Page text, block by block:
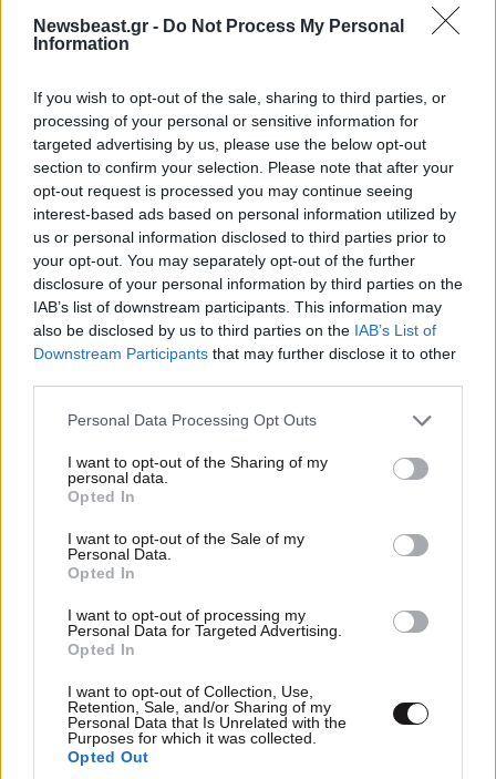
Newsbeast.gr - Do Not Process My Personal
Information
If you wish to opt-out of the sale, sharing to third parties, or
processing of your personal or sensitive information for
targeted advertising by us, please use the below opt-out
section to confirm your selection. Please note that after your
opt-out request is processed you may continue seeing
interest-based ads based on personal information utilized by
us or personal information disclosed to third parties prior to
your opt-out. You may separately opt-out of the further
disclosure of your personal information by third parties on the
IAB’s list of downstream participants. This information may
also be disclosed by us to third parties on the IAB’s List of
Downstream Participants that may further disclose it to other
Please note that this website/app uses one or more Google
not limited to your visit or usage behaviour. You may click to
grant or deny consent to Google and its third-party tags to
use your data for below specified purposes in below Google
consent section.
Personal Data Processing Opt Outs
I want to opt-out of the Sharing of my
personal data.
Opted In
I want to opt-out of the Sale of my
Personal Data.
Opted In
I want to opt-out of processing my
Personal Data for Targeted Advertising.
Opted In
I want to opt-out of Collection, Use,
Retention, Sale, and/or Sharing of my
Personal Data that Is Unrelated with the
Purposes for which it was collected.
Opted Out
LIFESTYLE07·08·2026 18:48
Ξεσπά ο Χρήστος Δάντης: «Δεν περίμενα την